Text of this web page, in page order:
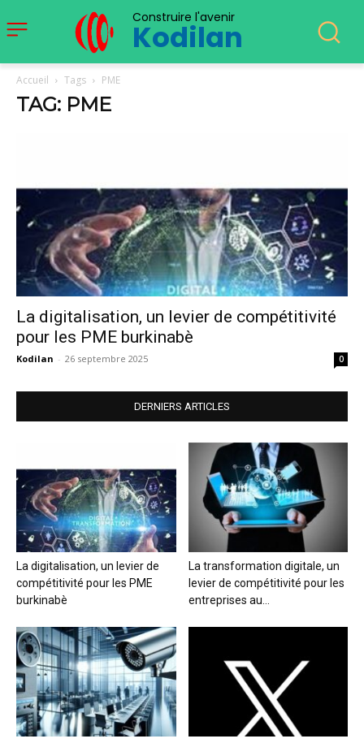
Construire l'avenir
Kodilan
Accueil Tags PME
TAG: PME
La digitalisation, un levier de compétitivité
pour les PME burkinabè
Kodilan - 26 septembre 2025 0
DERNIERS ARTICLES
La digitalisation, un levier de
compétitivité pour les PME
burkinabè
La transformation digitale, un
levier de compétitivité pour les
entreprises au...